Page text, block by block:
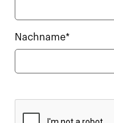
Nachname*